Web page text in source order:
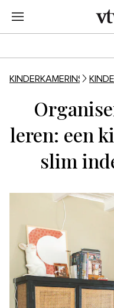
KINDERKAMERINSPIRATIE
leren: een
slim